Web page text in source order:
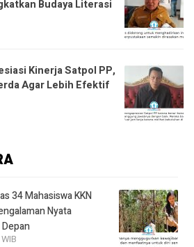
Budaya Literasi
Kinerja Satpol PP,
Agar Lebih Efektif
34 Mahasiswa KKN
Nyata